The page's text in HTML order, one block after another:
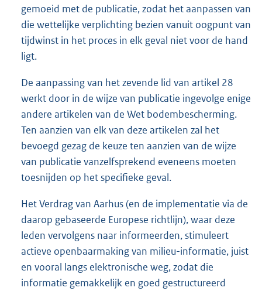
gemoeid met de publicatie, zodat het aanpassen van
die wettelijke verplichting bezien vanuit oogpunt van
tijdwinst in het proces in elk geval niet voor de hand
ligt.
De aanpassing van het zevende lid van artikel 28
werkt door in de wijze van publicatie ingevolge enige
andere artikelen van de Wet bodembescherming.
Ten aanzien van elk van deze artikelen zal het
bevoegd gezag de keuze ten aanzien van de wijze
van publicatie vanzelfsprekend eveneens moeten
toesnijden op het specifieke geval.
Het Verdrag van Aarhus (en de implementatie via de
daarop gebaseerde Europese richtlijn), waar deze
leden vervolgens naar informeerden, stimuleert
actieve openbaarmaking van milieu-informatie, juist
en vooral langs elektronische weg, zodat die
informatie gemakkelijk en goed gestructureerd